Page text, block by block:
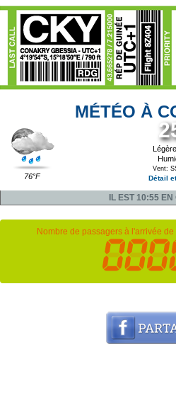
MÉTÉO À
76°F
Vent:
Détail
IL EST 10:55 EN
Nombre de passagers à l'arrivée